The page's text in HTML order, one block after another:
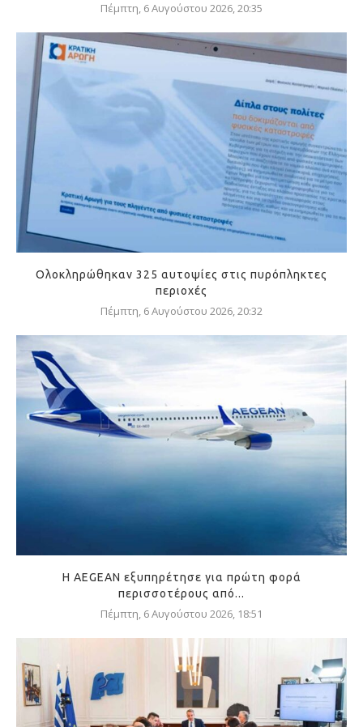
Πέμπτη, 6 Αυγούστου 2026, 20:35
Ολοκληρώθηκαν 325 αυτοψίες στις πυρόπληκτες
περιοχές
Πέμπτη, 6 Αυγούστου 2026, 20:32
Η AEGEAN εξυπηρέτησε για πρώτη φορά
περισσοτέρους από...
Πέμπτη, 6 Αυγούστου 2026, 18:51